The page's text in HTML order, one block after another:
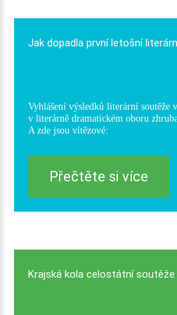
Jak dopadla první letošní
Vyhlášení výsledků literární soutěže
v literárně dramatickém oboru
A zde jsou vítězové:
Přečtěte si více
Krajská kola celostátní soutěže